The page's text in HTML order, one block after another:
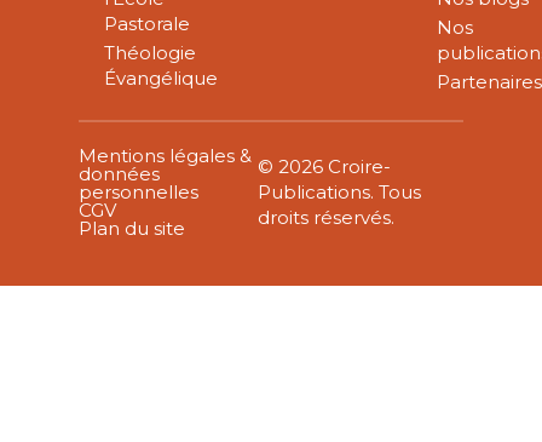
Pastorale
Théologie
Évangélique
Nos
Partenaires
Mentions légales &
données
personnelles
CGV
Plan du site
© 2026 Croire-
Publications. Tous
droits réservés.